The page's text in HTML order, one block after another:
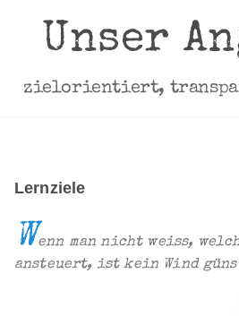
Unser
zielorientiert,
Lernziele
Wenn man nicht weiss,
ansteuert, ist kein Wind